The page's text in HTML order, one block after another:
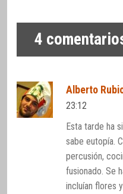
4
Alberto
23:12
Esta tarde ha
sabe eutopía.
percusión,
fusionado. Se
incluían flores